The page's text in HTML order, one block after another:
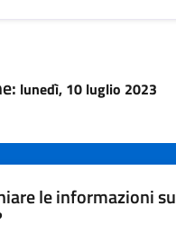
lunedì, 10 luglio 2023
le informazioni su